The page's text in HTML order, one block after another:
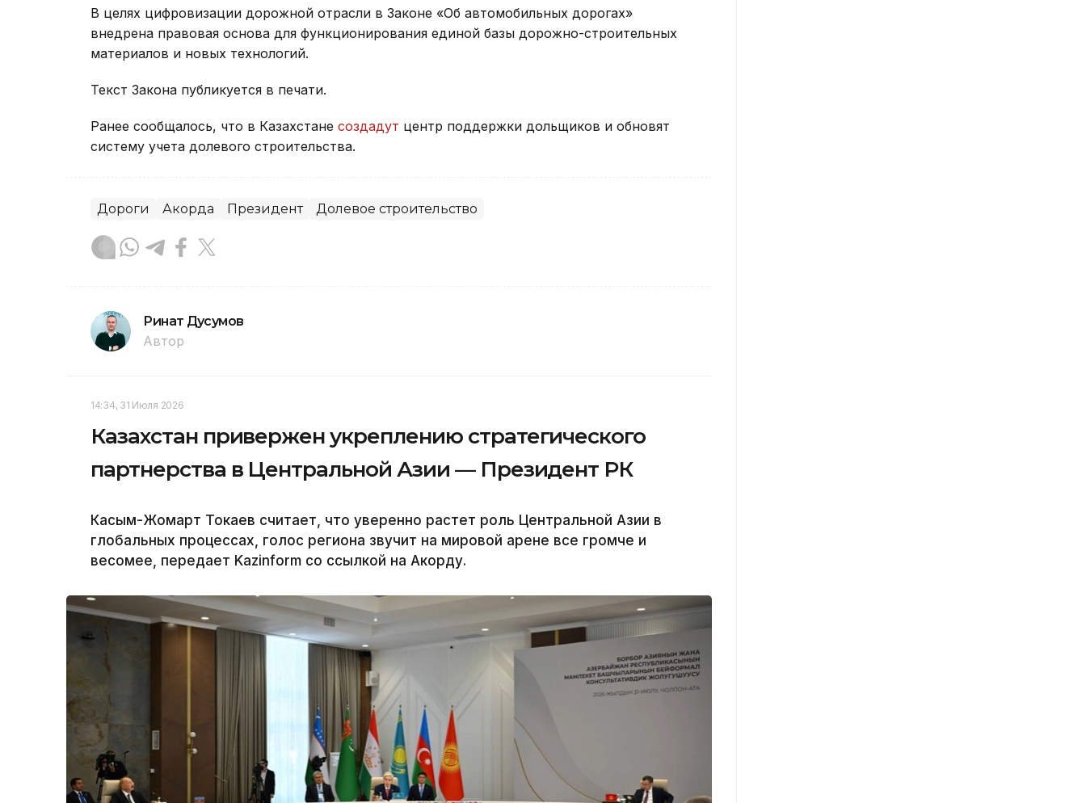
В целях цифровизации дорожной отрасли в Законе «Об автомобильных дорогах»
внедрена правовая основа для функционирования единой базы дорожно-строительных
материалов и новых технологий.
Текст Закона публикуется в печати.
Ранее сообщалось, что в Казахстане создадут центр поддержки дольщиков и обновят
систему учета долевого строительства.
Дороги Акорда Президент Долевое строительство
Ринат Дусумов
Автор
14:34, 31 Июля 2026
Казахстан привержен укреплению стратегического
партнерства в Центральной Азии — Президент РК
Касым-Жомарт Токаев считает, что уверенно растет роль Центральной Азии в
глобальных процессах, голос региона звучит на мировой арене все громче и
весомее, передает Kazinform со ссылкой на Акорду.